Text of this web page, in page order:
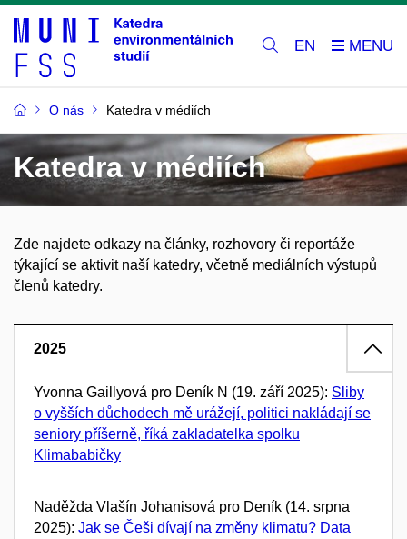
EN
O nás Katedra v médiích
Katedra v médiích
Zde najdete odkazy na články, rozhovory či reportáže
týkající se aktivit naší katedry, včetně mediálních výstupů
členů katedry.
2025
Yvonna Gaillyová pro Deník N (19. září 2025): Sliby
o vyšších důchodech mě urážejí, politici nakládají se
seniory příšerně, říká zakladatelka spolku
Klimababičky
Naděžda Vlašín Johanisová ​ pro Deník (14. srpna
2025): Jak se Češi dívají na změny klimatu? Data